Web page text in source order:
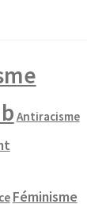
Antiracisme
Féminisme